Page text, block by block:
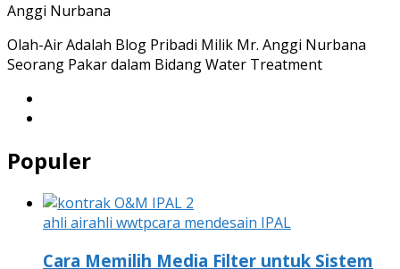
Anggi Nurbana
Olah-Air Adalah Blog Pribadi Milik Mr. Anggi Nurbana
Seorang Pakar dalam Bidang Water Treatment
Populer
ahli airahli wwtpcara mendesain IPAL
Cara Memilih Media Filter untuk Sistem